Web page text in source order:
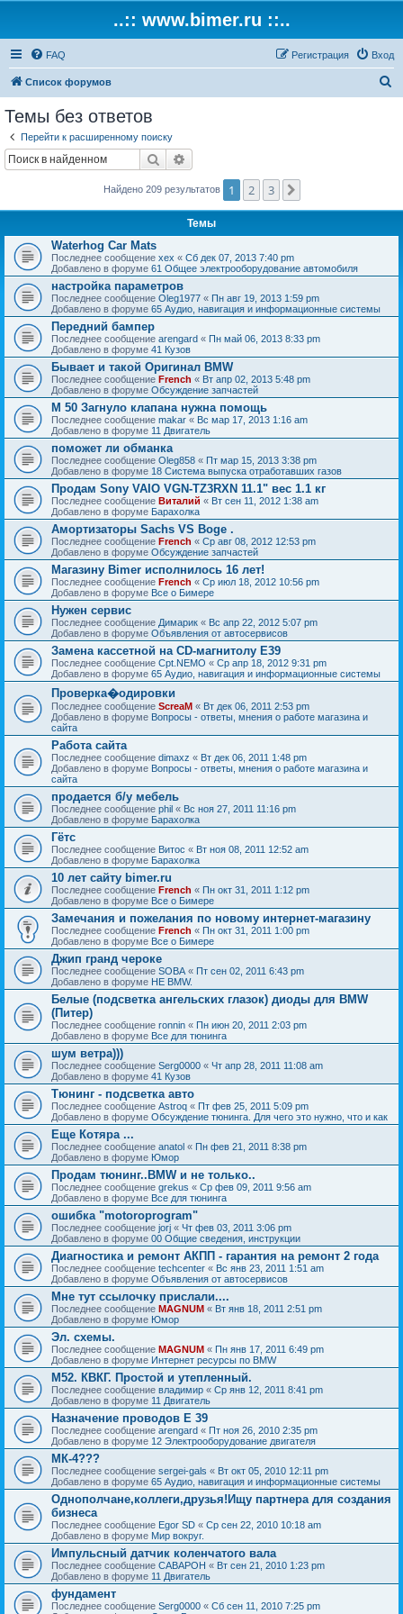
..:: www.bimer.ru ::..
FAQ Вход
Регистрация
Список форумов
Темы без ответов
Перейти к расширенному поиску
Поиск
Найдено 209 результатов 1 2 3
Темы
Waterhog Car Mats
Последнее сообщение xex « Сб дек 07, 2013 7:40 pm
Добавлено в форуме 61 Общее электрооборудование автомобиля
настройка параметров
Последнее сообщение Oleg1977 « Пн авг 19, 2013 1:59 pm
Добавлено в форуме 65 Аудио, навигация и информационные системы
Передний бампер
Последнее сообщение arengard « Пн май 06, 2013 8:33 pm
Добавлено в форуме 41 Кузов
Бывает и такой Оригинал BMW
Последнее сообщение French « Вт апр 02, 2013 5:48 pm
Добавлено в форуме Обсуждение запчастей
M 50 Загнуло клапана нужна помощь
Последнее сообщение makar « Вс мар 17, 2013 1:16 am
Добавлено в форуме 11 Двигатель
поможет ли обманка
Последнее сообщение Oleg858 « Пт мар 15, 2013 3:38 pm
Добавлено в форуме 18 Система выпуска отработавших газов
Продам Sony VAIO VGN-TZ3RXN 11.1" вес 1.1 кг
Последнее сообщение Виталий « Вт сен 11, 2012 1:38 am
Добавлено в форуме Барахолка
Амортизаторы Sachs VS Boge .
Последнее сообщение French « Ср авг 08, 2012 12:53 pm
Добавлено в форуме Обсуждение запчастей
Магазину Bimer исполнилось 16 лет!
Последнее сообщение French « Ср июл 18, 2012 10:56 pm
Добавлено в форуме Все о Бимере
Нужен сервис
Последнее сообщение Димарик « Вс апр 22, 2012 5:07 pm
Добавлено в форуме Объявления от автосервисов
Замена кассетной на СD-магнитолу Е39
Последнее сообщение Cpt.NEMO « Ср апр 18, 2012 9:31 pm
Добавлено в форуме 65 Аудио, навигация и информационные системы
Проверка�одировки
Последнее сообщение ScreaM « Вт дек 06, 2011 2:53 pm
Добавлено в форуме Вопросы - ответы, мнения о работе магазина и
сайта
Работа сайта
Последнее сообщение dimaxz « Вт дек 06, 2011 1:48 pm
Добавлено в форуме Вопросы - ответы, мнения о работе магазина и
сайта
продается б/у мебель
Последнее сообщение phil « Вс ноя 27, 2011 11:16 pm
Добавлено в форуме Барахолка
Гётс
Последнее сообщение Витос « Вт ноя 08, 2011 12:52 am
Добавлено в форуме Барахолка
10 лет сайту bimer.ru
Последнее сообщение French « Пн окт 31, 2011 1:12 pm
Добавлено в форуме Все о Бимере
Замечания и пожелания по новому интернет-магазину
Последнее сообщение French « Пн окт 31, 2011 1:00 pm
Добавлено в форуме Все о Бимере
Джип гранд чероке
Последнее сообщение SOBA « Пт сен 02, 2011 6:43 pm
Добавлено в форуме НЕ BMW.
Белые (подсветка ангельских глазок) диоды для BMW
(Питер)
Последнее сообщение ronnin « Пн июн 20, 2011 2:03 pm
Добавлено в форуме Все для тюнинга
шум ветра)))
Последнее сообщение Serg0000 « Чт апр 28, 2011 11:08 am
Добавлено в форуме 41 Кузов
Тюнинг - подсветка авто
Последнее сообщение Astroq « Пт фев 25, 2011 5:09 pm
Добавлено в форуме Обсуждение тюнинга. Для чего это нужно, что и как
Еще Котяра ...
Последнее сообщение anatol « Пн фев 21, 2011 8:38 pm
Добавлено в форуме Юмор
Продам тюнинг..BMW и не только..
Последнее сообщение grekus « Ср фев 09, 2011 9:56 am
Добавлено в форуме Все для тюнинга
ошибка "motoroprogram"
Последнее сообщение jorj « Чт фев 03, 2011 3:06 pm
Добавлено в форуме 00 Общие сведения, инструкции
Диагностика и ремонт АКПП - гарантия на ремонт 2 года
Последнее сообщение techcenter « Вс янв 23, 2011 1:51 am
Добавлено в форуме Объявления от автосервисов
Мне тут ссылочку прислали....
Последнее сообщение MAGNUM « Вт янв 18, 2011 2:51 pm
Добавлено в форуме Юмор
Эл. схемы.
Последнее сообщение MAGNUM « Пн янв 17, 2011 6:49 pm
Добавлено в форуме Интернет ресурсы по BMW
М52. КВКГ. Простой и утепленный.
Последнее сообщение владимир « Ср янв 12, 2011 8:41 pm
Добавлено в форуме 11 Двигатель
Назначение проводов Е 39
Последнее сообщение arengard « Пт ноя 26, 2010 2:35 pm
Добавлено в форуме 12 Электрооборудование двигателя
МК-4???
Последнее сообщение sergei-gals « Вт окт 05, 2010 12:11 pm
Добавлено в форуме 65 Аудио, навигация и информационные системы
Однополчане,коллеги,друзья!Ищу партнера для создания
бизнеса
Последнее сообщение Egor SD « Ср сен 22, 2010 10:18 am
Добавлено в форуме Мир вокруг.
Импульсный датчик коленчатого вала
Последнее сообщение CABAPOH « Вт сен 21, 2010 1:23 pm
Добавлено в форуме 11 Двигатель
фундамент
Последнее сообщение Serg0000 « Сб сен 11, 2010 7:25 pm